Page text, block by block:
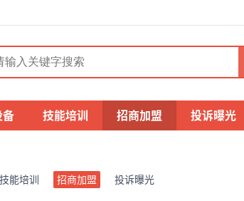
备 技能培训 招商加盟 投诉曝光
技能培训 招商加盟
投诉曝光